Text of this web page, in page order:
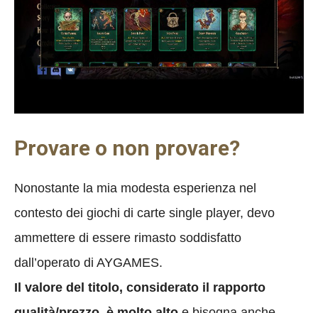
Provare o non provare?
Nonostante la mia modesta esperienza nel
contesto dei giochi di carte single player, devo
ammettere di essere rimasto soddisfatto
dall’operato di AYGAMES.
Il valore del titolo, considerato il rapporto